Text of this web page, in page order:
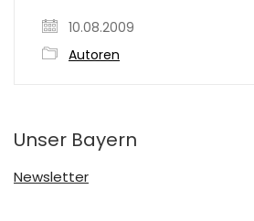
10.08.2009
Autoren
Unser Bayern
Newsletter